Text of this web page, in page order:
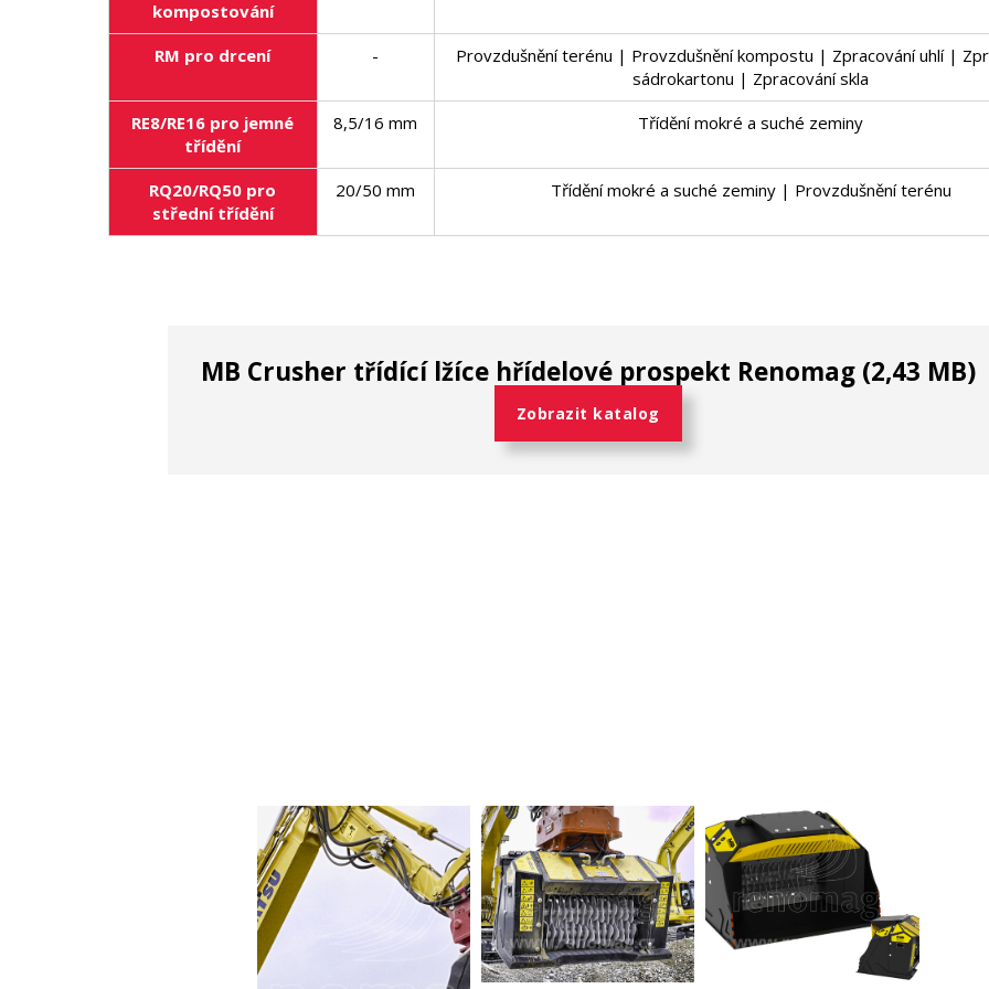
kompostování
RM pro drcení -
Provzdušnění terénu | Provzdušnění kompostu | Zpracování uhlí |
sádrokartonu | Zpracování skla
RE8/RE16 pro jemné
třídění
8,5/16 mm Třídění mokré a suché zeminy
RQ20/RQ50 pro
střední třídění
20/50 mm Třídění mokré a suché zeminy | Provzdušnění terénu
MB Crusher třídící lžíce hřídelové prospekt Renomag (2,43 MB)
Zobrazit katalog